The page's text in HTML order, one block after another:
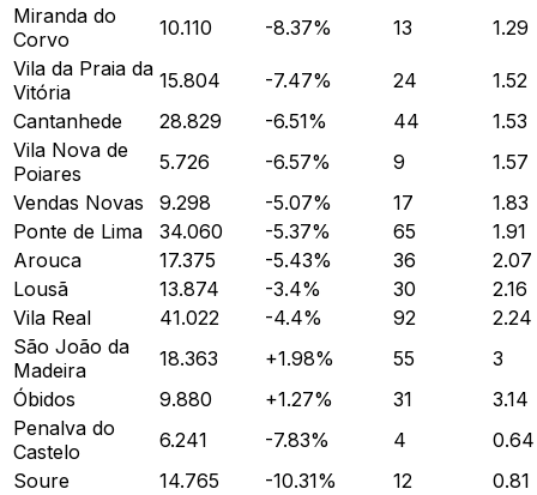
Miranda do
Corvo
10.110 -8.37% 13
1.29
Vila da Praia da
Vitória
15.804 -7.47% 24
1.52
Cantanhede
28.829 -6.51% 44
1.53
Vila Nova de
Poiares
5.726 -6.57% 9
1.57
Vendas Novas
9.298 -5.07% 17
1.83
Ponte de Lima
34.060 -5.37% 65
1.91
Arouca
17.375 -5.43% 36
2.07
Lousã
13.874 -3.4% 30
2.16
Vila Real
41.022 -4.4% 92
2.24
São João da
Madeira
18.363 +1.98% 55
3
Óbidos
9.880 +1.27% 31
3.14
Penalva do
Castelo
6.241 -7.83% 4
0.64
Soure
14.765 -10.31% 12
0.81